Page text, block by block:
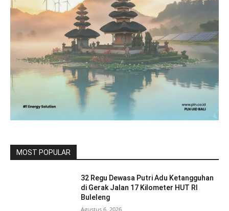
MOST POPULAR
32 Regu Dewasa Putri Adu Ketangguhan
di Gerak Jalan 17 Kilometer HUT RI
Buleleng
Agustus 6, 2026